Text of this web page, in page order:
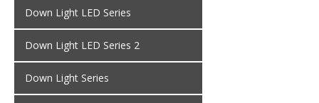
Down Light LED Series
Down Light LED Series 2
Down Light Series